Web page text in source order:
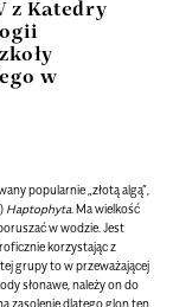
z Katedry
w
popularnie „złotą algą”,
Haptophyta . Ma wielkość
w wodzie. Jest
korzystając z
grupy to w przeważającej
słonawe, należy on do
zasolenie dlatego glon ten